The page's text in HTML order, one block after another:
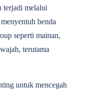
terjadi melalui
benda
seperti mainan,
terutama
untuk mencegah